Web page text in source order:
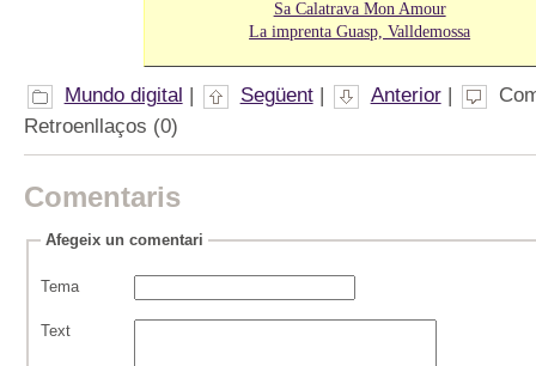
Sa Calatrava Mon Amour
La imprenta Guasp, Valldemossa
Mundo digital | Següent| Anterior|
Retroenllaços (0)
Comentaris
Afegeix un comentari
Tema
Text